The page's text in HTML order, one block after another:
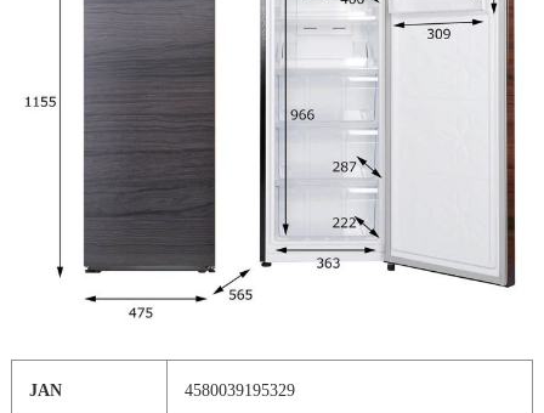
JAN 4580039195329